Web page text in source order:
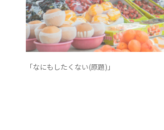
「なにもしたくない(原題)」